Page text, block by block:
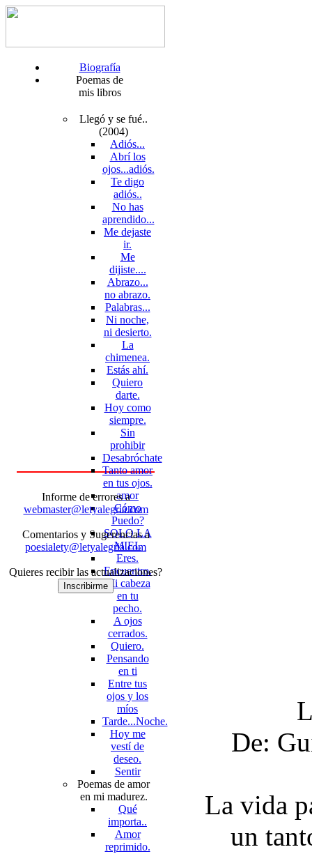
Biografía
Poemas de
mis libros
Llegó y se fué..
(2004)
Adiós...
Abrí los
ojos...adiós.
Te digo
adiós..
No has
aprendido...
Me dejaste
ir.
Me
dijiste....
Abrazo...
no abrazo.
Palabras...
Ni noche,
ni desierto.
La
chimenea.
Estás ahí.
Quiero
darte.
Hoy como
siempre.
Sin
prohibir
Desabróchate
Tanto amor
en tus ojos.
amor
Cómo
Puedo?
SOLO LA
MIEL
Eres.
Encuentro.
Mi cabeza
en tu
pecho.
A ojos
cerrados.
Quiero.
Pensando
en ti
Entre tus
ojos y los
míos
Tarde...Noche.
Hoy me
vestí de
deseo.
Sentir
Poemas de amor
en mi madurez.
Qué
importa..
Amor
reprimido.
Informe de errores a
webmaster@letyalegria.com
Comentarios y Sugerencias a
poesialety@letyalegria.com
Quieres recibir las actualizaciones?
Inscribirme
De:
La vida
un